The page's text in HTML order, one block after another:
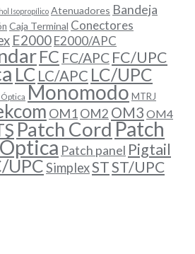
Isopropílico Atenuadores Bandeja
Caja Terminal Conectores
E2000E2000/APC
FC FC/APC FC/UPC
LC LC/APC LC/UPC
MonomodoMTRJ
OM1OM2 OM3 OM4
Patch CordPatch
Patch panel Pigtail
UPCSimplexSTST/UPC